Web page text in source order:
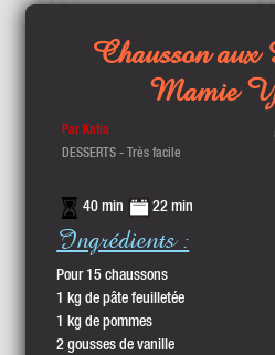
Chausson aux
Mamie
Par Katia
DESSERTS - Très facile
40 min 22 min
Ingrédients :
Pour 15 chaussons
1 kg de pâte feuilletée
1 kg de pommes
2 gousses de vanille